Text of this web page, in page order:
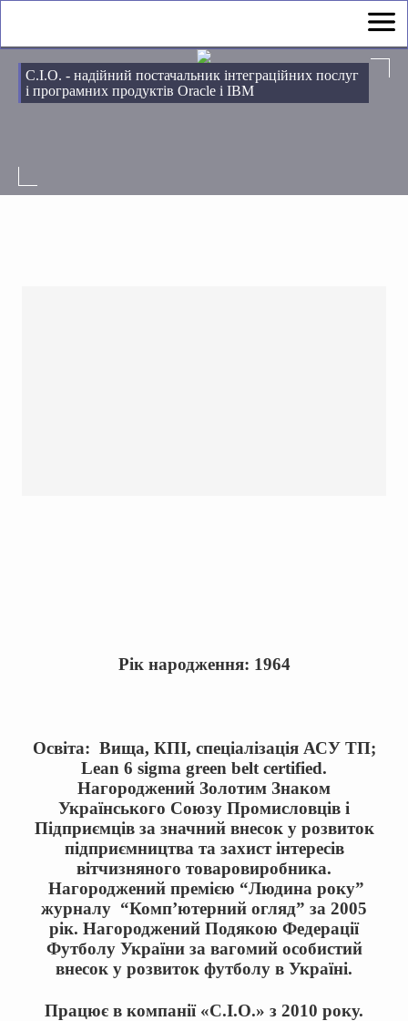
С.І.О. - надійний постачальник інтеграційних послуг
і програмних продуктів Oracle і IBM
Рік народження: 1964
Освіта: Вища, КПІ, спеціалізація АСУ ТП;
Lean 6 sigma green belt certified.
Нагороджений Золотим Знаком
Українського Союзу Промисловців і
Підприємців за значний внесок у розвиток
підприємництва та захист інтересів
вітчизняного товаровиробника.
Нагороджений премією “Людина року”
журналу “Комп’ютерний огляд” за 2005
рік. Нагороджений Подякою Федерації
Футболу України за вагомий особистий
внесок у розвиток футболу в Україні.
Працює в компанії «С.І.О.» з 2010 року.